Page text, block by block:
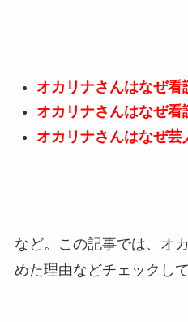
オカリナさんはなぜ看
オカリナさんはなぜ看
オカリナさんはなぜ芸
など。この記事では、オ
めた理由などチェックし